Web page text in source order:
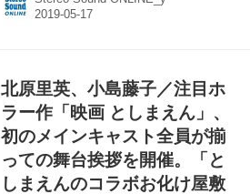
開催される。 出席するのは、監督の桐生コウジ
に加え、主演小島藤子、共演の深澤大河ら3人。
ドレセンス）、茜屋日海夏（i☆Ris）などフレ
ッシュな面々に加え、ベンガル、黒田大輔、大
浦龍宇一らベテラン勢が脇を固める。『イカ
天』審査委員長の萩原健太と、元...
北原里英、小島藤子／注目ホ
ラー作「映画 としまえん」、
初のメインキャスト全員が揃
っての舞台挨拶を開催。「と
しまえんのコラボお化け屋敷